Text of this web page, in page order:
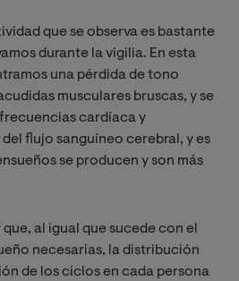
que se observa es bastante
durante la vigilia. En esta
una pérdida de tono
musculares bruscas, y se
cardíaca y
flujo sanguíneo cerebral, y es
se producen y son más
al igual que sucede con el
necesarias, la distribución
de los ciclos en cada persona